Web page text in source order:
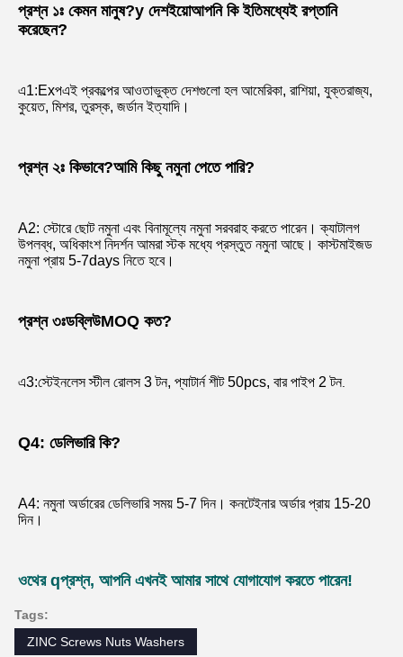
প্রশ্ন ১ঃ কেমন মানুষ?y দেশইয়োআপনি কি ইতিমধ্যেই রপ্তানি
করেছেন?
এ1:Exপএই প্রকল্পের আওতাভুক্ত দেশগুলো হল আমেরিকা, রাশিয়া, যুক্তরাজ্য,
কুয়েত, মিশর, তুরস্ক, জর্ডান ইত্যাদি।
প্রশ্ন ২ঃ কিভাবে?আমি কিছু নমুনা পেতে পারি?
A2: স্টোরে ছোট নমুনা এবং বিনামূল্যে নমুনা সরবরাহ করতে পারেন। ক্যাটালগ
উপলব্ধ, অধিকাংশ নিদর্শন আমরা স্টক মধ্যে প্রস্তুত নমুনা আছে। কাস্টমাইজড
নমুনা প্রায় 5-7days নিতে হবে।
প্রশ্ন ৩ঃডব্লিউMOQ কত?
এ3:স্টেইনলেস স্টীল রোলস 3 টন, প্যাটার্ন শীট 50pcs, বার পাইপ 2 টন.
Q4: ডেলিভারি কি?
A4: নমুনা অর্ডারের ডেলিভারি সময় 5-7 দিন। কনটেইনার অর্ডার প্রায় 15-20
দিন।
ওথের qপ্রশ্ন, আপনি এখনই আমার সাথে যোগাযোগ করতে পারেন!
Tags:
ZINC Screws Nuts Washers